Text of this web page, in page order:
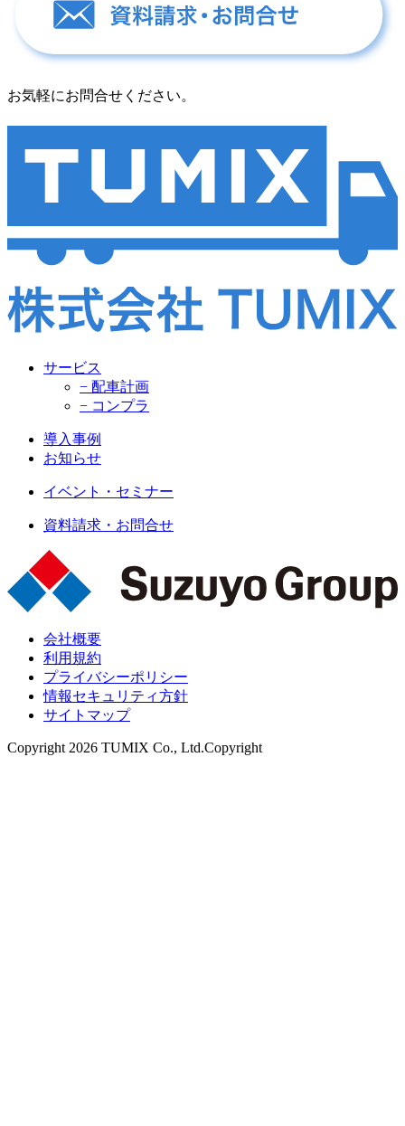
お気軽にお問合せください。
サービス
− 配車計画
− コンプラ
導入事例
お知らせ
イベント・セミナー
資料請求・お問合せ
会社概要
利用規約
プライバシーポリシー
情報セキュリティ方針
サイトマップ
Copyright 2026 TUMIX Co., Ltd.Copyright